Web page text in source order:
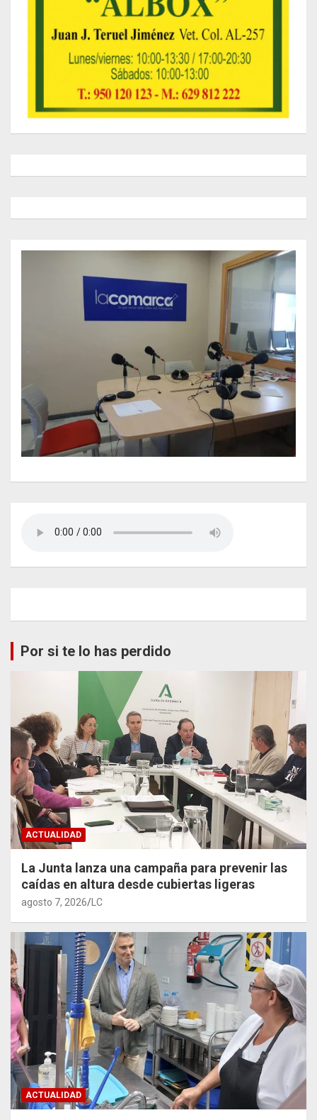
Por si te lo has perdido
ACTUALIDAD
La Junta lanza una campaña para prevenir las
caídas en altura desde cubiertas ligeras
agosto 7, 2026 LC
ACTUALIDAD